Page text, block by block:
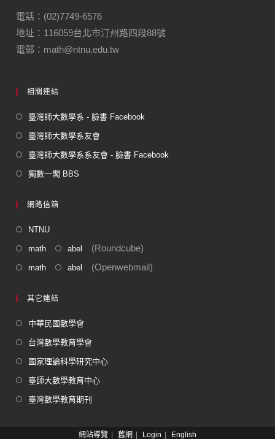
電話：(02)7749-6576
地址：116059台北市汀州路四段88號
電郵：math@ntnu.edu.tw
相關連結
臺灣師大數學系 - 臉書 Facebook
臺灣師大數學系友會
臺灣師大數學系系友會 - 臉書 Facebook
獨數一閣 BBS
網路信箱
NTNU
math abel (Roundcube)
math abel (Openwebmail)
其它連結
中華民國數學會
台灣數學教育學會
國家理論科學研究中心
臺師大數學教育中心
臺灣數學教育期刊
網站導覽 舊網 Login English